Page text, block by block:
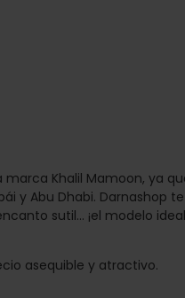
Khalil Mamoon, ya
y Abu Dhabi. Darnashop
sutil… ¡el modelo
asequible y atractivo.